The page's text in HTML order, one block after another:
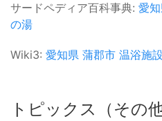
サードペディア百科事典: 愛
の湯
Wiki3: 愛知県 蒲郡市 温浴施設
トピックス（その他